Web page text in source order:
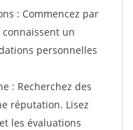
: Commencez par
un
personnelles
: Recherchez des
réputation. Lisez
les évaluations